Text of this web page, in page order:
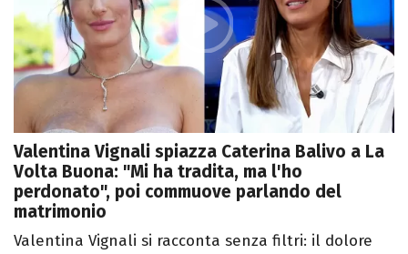
Valentina Vignali spiazza Caterina Balivo a La
Volta Buona: "Mi ha tradita, ma l'ho
perdonato", poi commuove parlando del
matrimonio
Valentina Vignali si racconta senza filtri: il dolore